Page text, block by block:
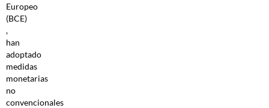
Europeo
(BCE)
,
han
adoptado
medidas
monetarias
no
convencionales